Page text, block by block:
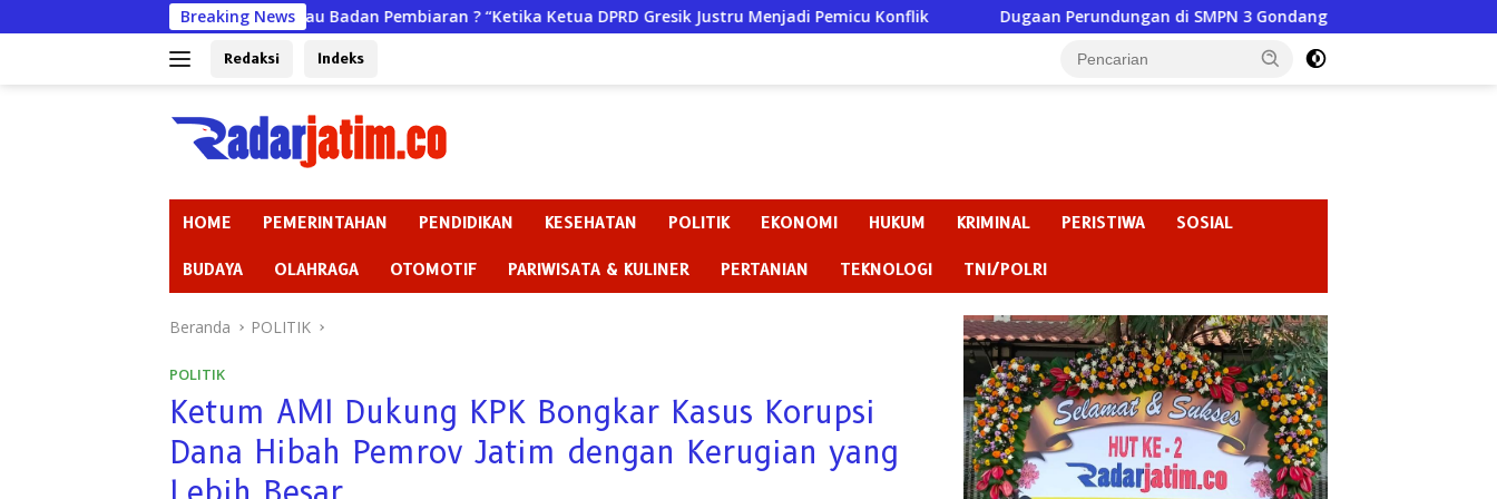
ke
Breaking News
Badan Kehormatan atau Badan Pembiaran ? “Ketika Ketua DPRD Gresik Justru Menjadi Pemicu Konflik Dugaan Perundungan di SMPN 3 Gondang Jadi Sorotan, Pengawasan
Redaksi Indeks
HOME PEMERINTAHAN PENDIDIKAN KESEHATAN POLITIK EKONOMI HUKUM KRIMINAL PERISTIWA SOSIAL
BUDAYA OLAHRAGA OTOMOTIF PARIWISATA & KULINER PERTANIAN TEKNOLOGI TNI/POLRI
Beranda POLITIK
POLITIK
Ketum AMI Dukung KPK Bongkar Kasus Korupsi
Dana Hibah Pemrov Jatim dengan Kerugian yang